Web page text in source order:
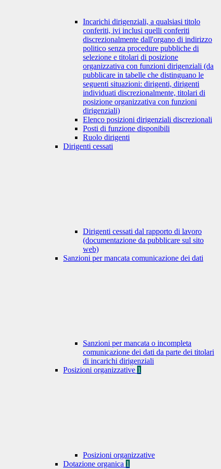
Incarichi dirigenziali, a qualsiasi titolo
conferiti, ivi inclusi quelli conferiti
discrezionalmente dall'organo di indirizzo
politico senza procedure pubbliche di
selezione e titolari di posizione
organizzativa con funzioni dirigenziali (da
pubblicare in tabelle che distinguano le
seguenti situazioni: dirigenti, dirigenti
individuati discrezionalmente, titolari di
posizione organizzativa con funzioni
dirigenziali)
Elenco posizioni dirigenziali discrezionali
Posti di funzione disponibili
Ruolo dirigenti
Dirigenti cessati
Dirigenti cessati dal rapporto di lavoro
(documentazione da pubblicare sul sito
web)
Sanzioni per mancata comunicazione dei dati
Sanzioni per mancata o incompleta
comunicazione dei dati da parte dei titolari
di incarichi dirigenziali
Posizioni organizzative 1
Posizioni organizzative
Dotazione organica 1